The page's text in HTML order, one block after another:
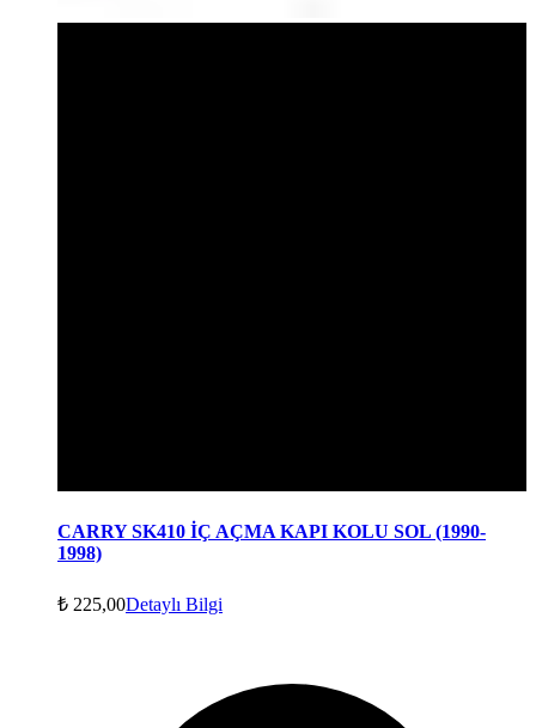
CARRY SK410 İÇ AÇMA KAPI KOLU SOL (1990-
1998)
₺ 225,00Detaylı Bilgi